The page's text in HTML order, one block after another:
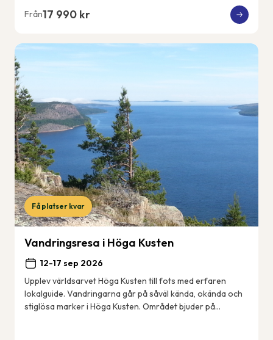
Från17 990 kr
Få platser kvar
Vandringsresa i Höga Kusten
12-17 sep 2026
Upplev världsarvet Höga Kusten till fots med erfaren
lokalguide. Vandringarna går på såväl kända, okända och
stiglösa marker i Höga Kusten. Området bjuder på